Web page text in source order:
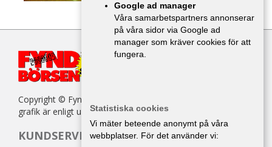
Copyright © Fyndbörsen. All kopiering av texter, bilder eller
grafik är enligt upphovsrättslagen förbjuden.
KUNDSERVICE
Google ad manager
Våra samarbetspartners annonserar
på våra sidor via Google ad
manager som kräver cookies för att
fungera.
Statistiska cookies
Vi mäter beteende anonymt på våra
webbplatser. För det använder vi: